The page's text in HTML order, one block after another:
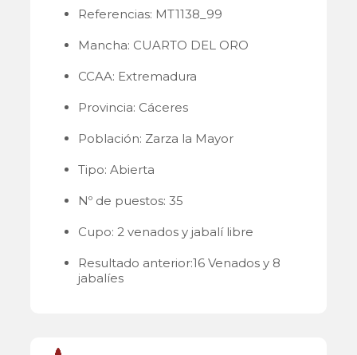
Referencias: MT1138_99
Mancha: CUARTO DEL ORO
CCAA: Extremadura
Provincia: Cáceres
Población: Zarza la Mayor
Tipo: Abierta
Nº de puestos: 35
Cupo: 2 venados y jabalí libre
Resultado anterior:16 Venados y 8
jabalíes